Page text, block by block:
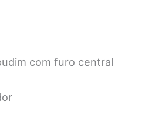
com furo central